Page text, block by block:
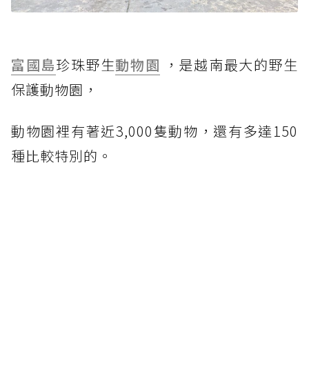
富國島珍珠野生動物園 ，是越南最大的野生
保護動物園，
動物園裡有著近3,000隻動物，還有多達150
種比較特別的。